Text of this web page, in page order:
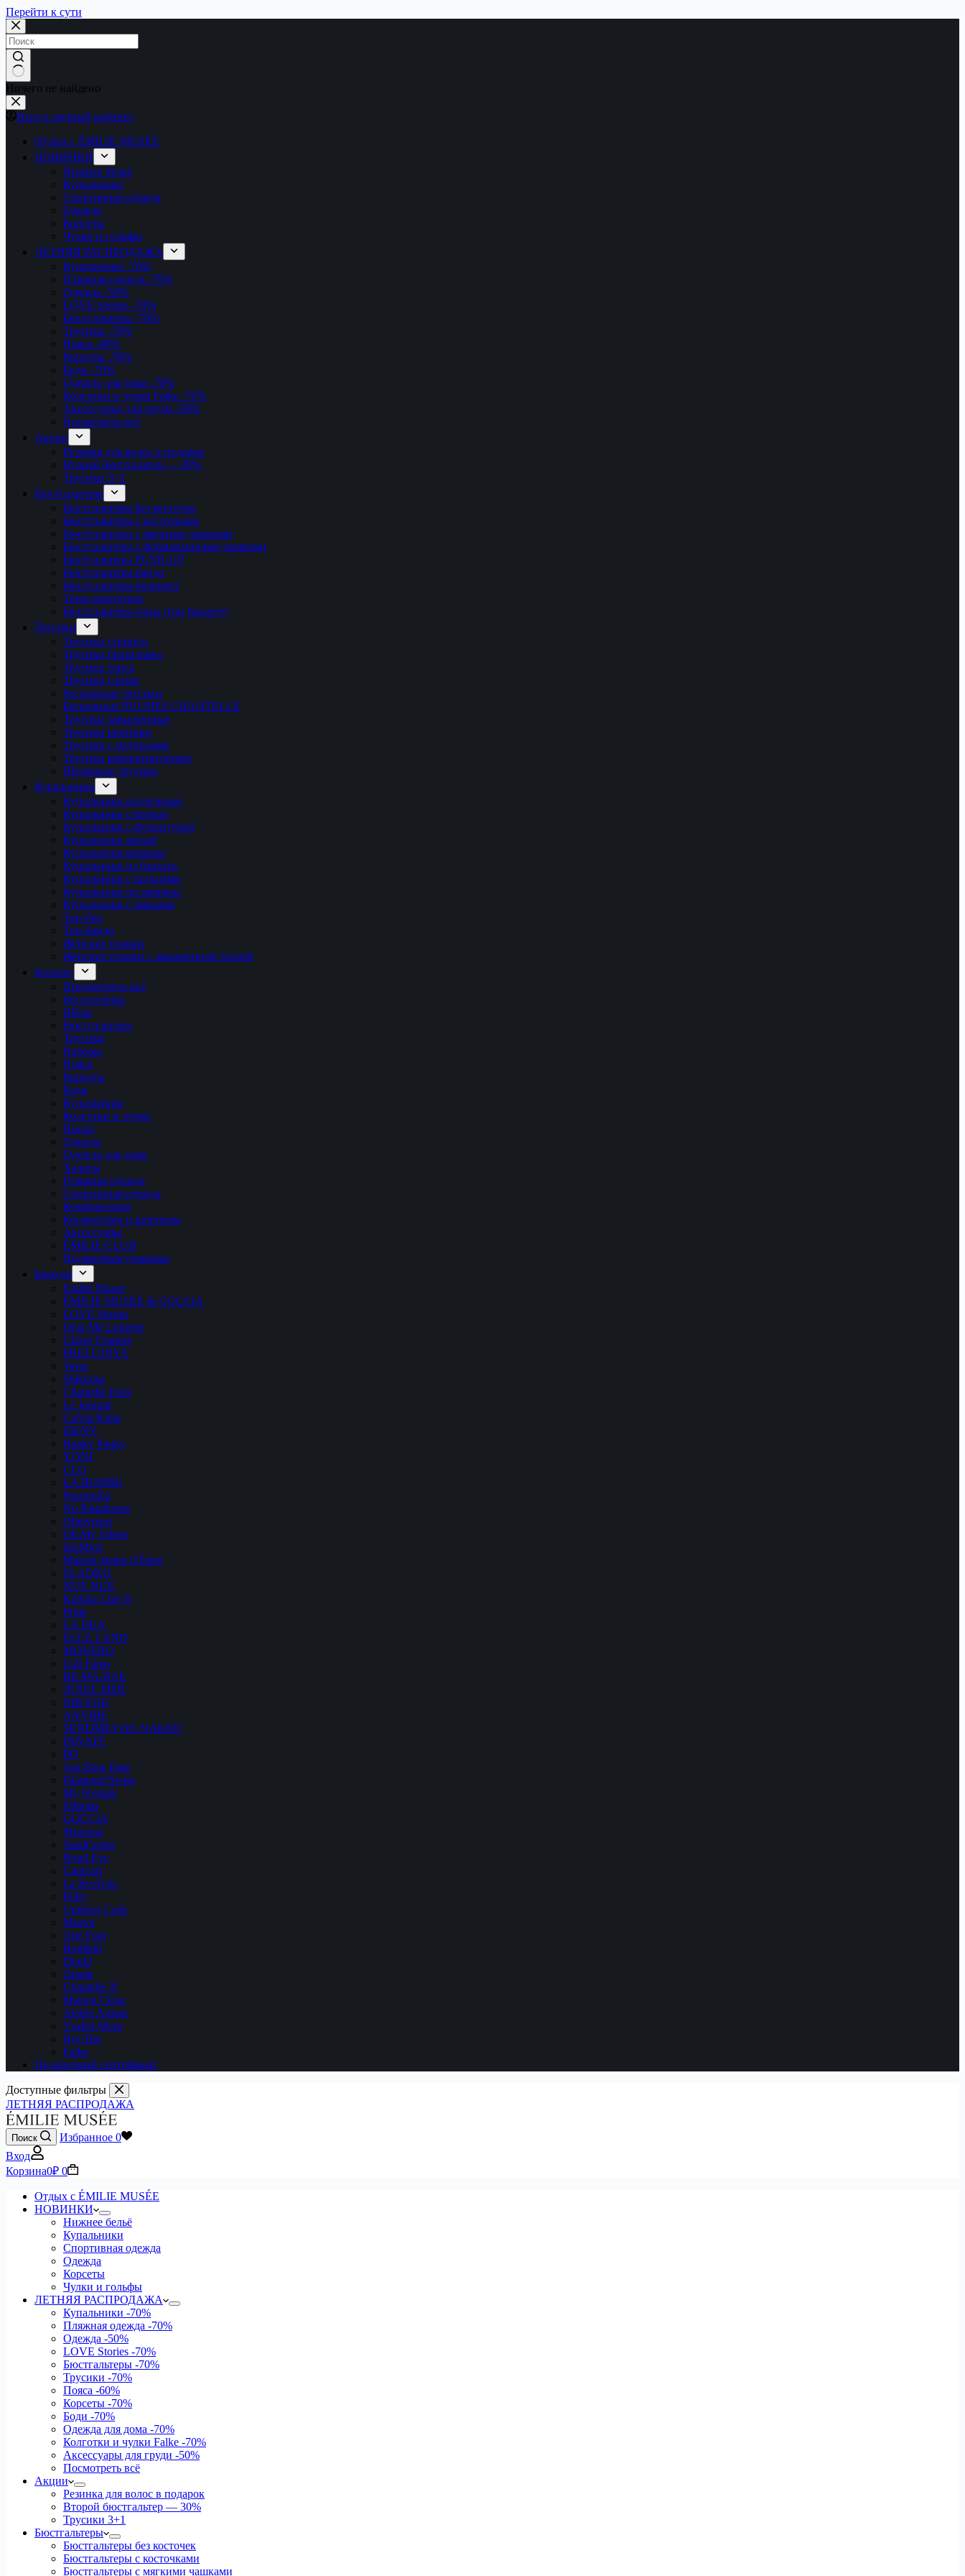
Перейти к сути
Ничего не найдено
Вход в личный кабинет
Отдых с ÉMILIE MUSÉE
НОВИНКИ
Нижнее бельё
Купальники
Спортивная одежда
Одежда
Корсеты
Чулки и гольфы
ЛЕТНЯЯ РАСПРОДАЖА
Купальники -70%
Пляжная одежда -70%
Одежда -50%
LOVE Stories -70%
Бюстгальтеры -70%
Трусики -70%
Пояса -60%
Корсеты -70%
Боди -70%
Одежда для дома -70%
Колготки и чулки Falke -70%
Аксессуары для груди -50%
Посмотреть всё
Акции
Резинка для волос в подарок
Второй бюстгальтер — 30%
Трусики 3+1
Бюстгальтеры
Бюстгальтеры без косточек
Бюстгальтеры с косточками
Бюстгальтеры с мягкими чашками
Бюстгальтеры с формованными чашками
Бюстгальтеры PUSH-UP
Бюстгальтеры-бандо
Бюстгальтеры-балконет
Топы корсетные
Бюстгальтеры-топы (топ бралетт)
Трусики
Трусики стринги
Трусики бразильяна
Трусики танга
Трусики слипы
Бесшовные трусики
Бесшовные PULPIES CHANTELLE
Трусики завышенные
Трусики шортики
Трусики с надписями
Трусики корректирующие
Шёлковые трусики
Купальники
Купальники раздельные
Купальники слитные
Купальники с фурнитурой
Купальники жатые
Купальники вязаные
Купальники из бархата
Купальники с кольцами
Купальники на завязках
Купальники с макраме
Топ-бра
Топ-бандо
Женские плавки
Женские плавки с завышенной талией
Каталог
Просмотреть всё
Бестселлеры
Шёлк
Бюстгальтеры
Трусики
Наборы
Пояса
Корсеты
Боди
Купальники
Колготки и чулки
Носки
Одежда
Одежда для дома
Халаты
Пляжная одежда
Спортивная одежда
Комбинезоны
Косметички и шопперы
Аксессуары
ÉMILIE CLUB
Подарочная упаковка
Бренды
Emilie Musee
ÉMILIE MUSÉE & GOCCIA
LOVE Stories
Dear Me Lingerie
Closer Couture
PRELUDIYA
Verse
Shikkosa
Chantelle Paris
Le Journal
Calvin Klein
DKNY
Hanky Panky
YONI
CLO
LA BOMBE
PassionZu
No Pantaloons
Ohmymarr
Oh My Jolene
kázMich
Maison Jardin d’Éden
SLADKO
NUE NUE
Katisha Like It
Pride
LA DEA
ELLE LAND
MONERO
Luli Fama
BE.MA.BAE
JENEE MER
NIKYOU
ANVIBE
SENDMEYOU.NAKED
INNATE
PQ
Sun Base Date
Diamond Swim
My Nymph
Ellinida
GOCCIA
Moresqa
SandCruise
Bond Eye
Camvari
La Revêche
Poby
Undress Code
Moeva
One Four
Boglietti
DnuD
Opaak
Chantelle X
Maison Close
Atelier Amour
Ysabel Mora
Bye Bra
Falke
Подарочный сертификат
Доступные фильтры
ЛЕТНЯЯ РАСПРОДАЖА
Поиск Избранное 0
Вход
Корзина0₽ 0
Отдых с ÉMILIE MUSÉE
НОВИНКИ
Нижнее бельё
Купальники
Спортивная одежда
Одежда
Корсеты
Чулки и гольфы
ЛЕТНЯЯ РАСПРОДАЖА
Купальники -70%
Пляжная одежда -70%
Одежда -50%
LOVE Stories -70%
Бюстгальтеры -70%
Трусики -70%
Пояса -60%
Корсеты -70%
Боди -70%
Одежда для дома -70%
Колготки и чулки Falke -70%
Аксессуары для груди -50%
Посмотреть всё
Акции
Резинка для волос в подарок
Второй бюстгальтер — 30%
Трусики 3+1
Бюстгальтеры
Бюстгальтеры без косточек
Бюстгальтеры с косточками
Бюстгальтеры с мягкими чашками